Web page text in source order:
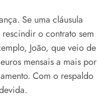
Se uma cláusula
o contrato sem
João, que veio de
mensais a mais por
Com o respaldo